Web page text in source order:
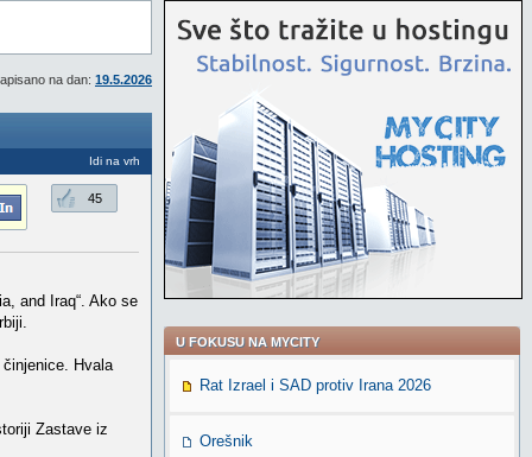
na dan: 19.5.2026
Idi na vrh
45
and Iraq“. Ako se
Hvala
Zastave iz
U FOKUSU NA MYCITY
Rat Izrael i SAD protiv Irana 2026
Orešnik